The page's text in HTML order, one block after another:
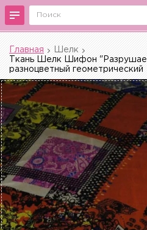
Главная
Шелк
Ткань Шелк Шифон
разноцветный геометрический